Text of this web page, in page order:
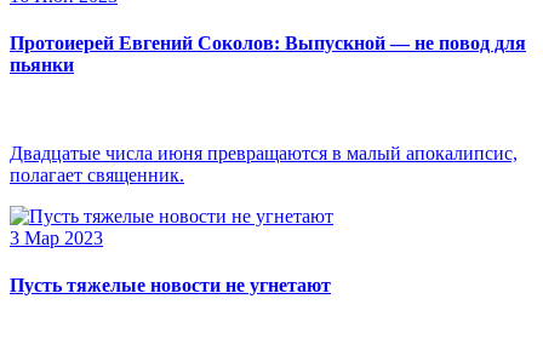
Протоиерей Евгений Соколов: Выпускной — не повод для
пьянки
Двадцатые числа июня превращаются в малый апокалипсис,
полагает священник.
3 Мар 2023
Пусть тяжелые новости не угнетают